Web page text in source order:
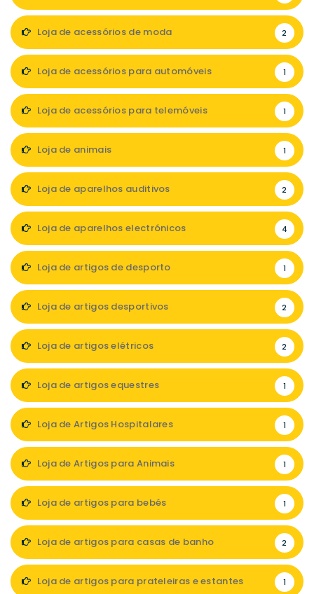
Loja de acessórios de moda 2
Loja de acessórios para automóveis 1
Loja de acessórios para telemóveis 1
Loja de animais 1
Loja de aparelhos auditivos 2
Loja de aparelhos electrónicos 4
Loja de artigos de desporto 1
Loja de artigos desportivos 2
Loja de artigos elétricos 2
Loja de artigos equestres 1
Loja de Artigos Hospitalares 1
Loja de Artigos para Animais 1
Loja de artigos para bebés 1
Loja de artigos para casas de banho 2
Loja de artigos para prateleiras e estantes 1